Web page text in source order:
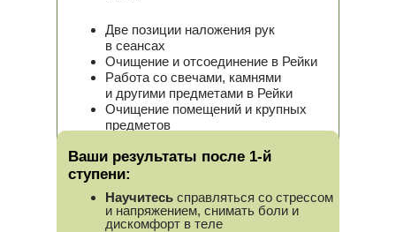
Две позиции наложения рук
в сеансах
Очищение и отсоединение в Рейки
Работа со свечами, камнями
и другими предметами в Рейки
Очищение помещений и крупных
предметов
Рэнда
Ваши результаты после 1-й
ступени:
Научитесь справляться со стрессом
и напряжением, снимать боли и
дискомфорт в теле